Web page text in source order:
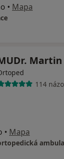
• Mapa
114
• Mapa